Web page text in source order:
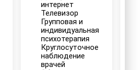
интернет
Телевизор
Групповая и
индивидуальная
психотерапия
Круглосуточное
наблюдение
врачей